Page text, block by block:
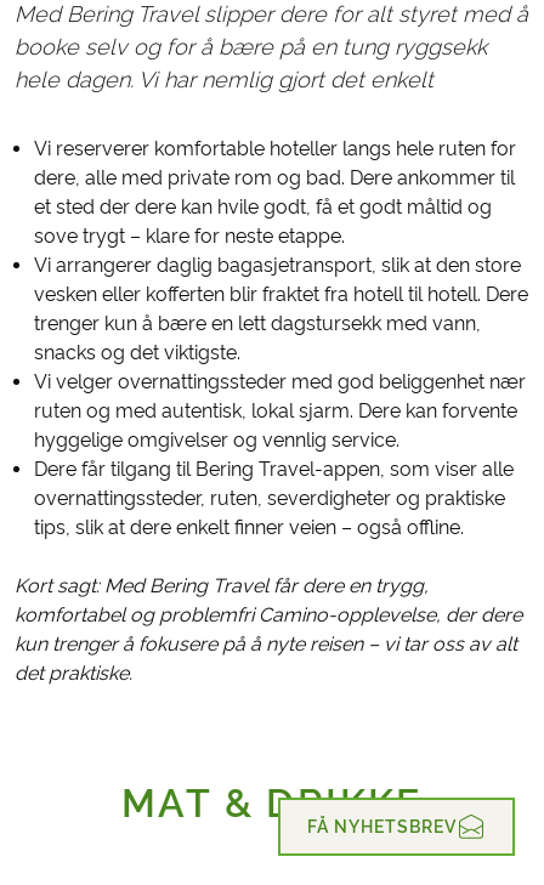
Med Bering Travel slipper dere for alt styret med å
booke selv og for å bære på en tung ryggsekk
hele dagen. Vi har nemlig gjort det enkelt
Vi reserverer komfortable hoteller langs hele ruten for
dere, alle med private rom og bad. Dere ankommer til
et sted der dere kan hvile godt, få et godt måltid og
sove trygt – klare for neste etappe.
Vi arrangerer daglig bagasjetransport, slik at den store
vesken eller kofferten blir fraktet fra hotell til hotell. Dere
trenger kun å bære en lett dagstursekk med vann,
snacks og det viktigste.
Vi velger overnattingssteder med god beliggenhet nær
ruten og med autentisk, lokal sjarm. Dere kan forvente
hyggelige omgivelser og vennlig service.
Dere får tilgang til Bering Travel-appen, som viser alle
overnattingssteder, ruten, severdigheter og praktiske
tips, slik at dere enkelt finner veien – også offline.
Kort sagt: Med Bering Travel får dere en trygg,
komfortabel og problemfri Camino-opplevelse, der dere
kun trenger å fokusere på å nyte reisen – vi tar oss av alt
det praktiske.
MAT & DRIKKE
FÅ NYHETSBREV